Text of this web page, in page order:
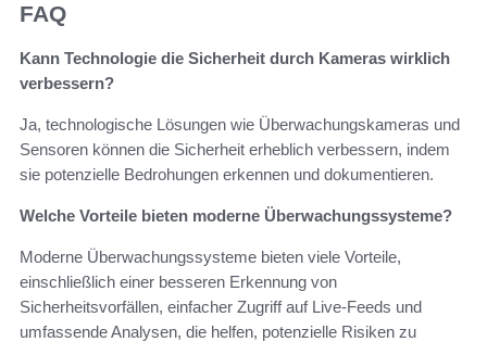
FAQ
Kann Technologie die Sicherheit durch Kameras wirklich
verbessern?
Ja, technologische Lösungen wie Überwachungskameras und
Sensoren können die Sicherheit erheblich verbessern, indem
sie potenzielle Bedrohungen erkennen und dokumentieren.
Welche Vorteile bieten moderne Überwachungssysteme?
Moderne Überwachungssysteme bieten viele Vorteile,
einschließlich einer besseren Erkennung von
Sicherheitsvorfällen, einfacher Zugriff auf Live-Feeds und
umfassende Analysen, die helfen, potenzielle Risiken zu